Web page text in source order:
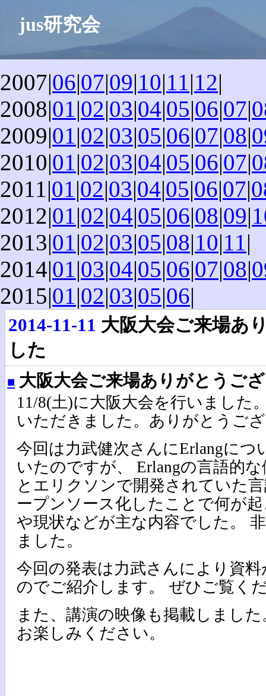
jus研究会
2007|06|07|09|10|11|12|
2008|01|02|03|04|05|06|07|
2009|01|02|03|05|06|07|08|
2010|01|02|03|04|05|06|07|
2011|01|02|03|04|05|06|07|
2012|01|02|04|05|06|08|09|
2013|01|02|03|05|08|10|11|
2014|01|03|04|05|06|07|08|
2015|01|02|03|05|06|
2014-11-11 大阪大会ご来場あ
した
■ 大阪大会ご来場ありがとうご
11/8(土)に大阪大会を行いました
いただきました。ありがとうご
今回は力武健次さんにErlangにつ
いたのですが、 Erlangの言語的
とエリクソンで開発されていた
ープンソース化したことで何が
や現状などが主な内容でした。
ました。
今回の発表は力武さんにより資
のでご紹介します。 ぜひご覧く
また、講演の映像も掲載しまし
お楽しみください。